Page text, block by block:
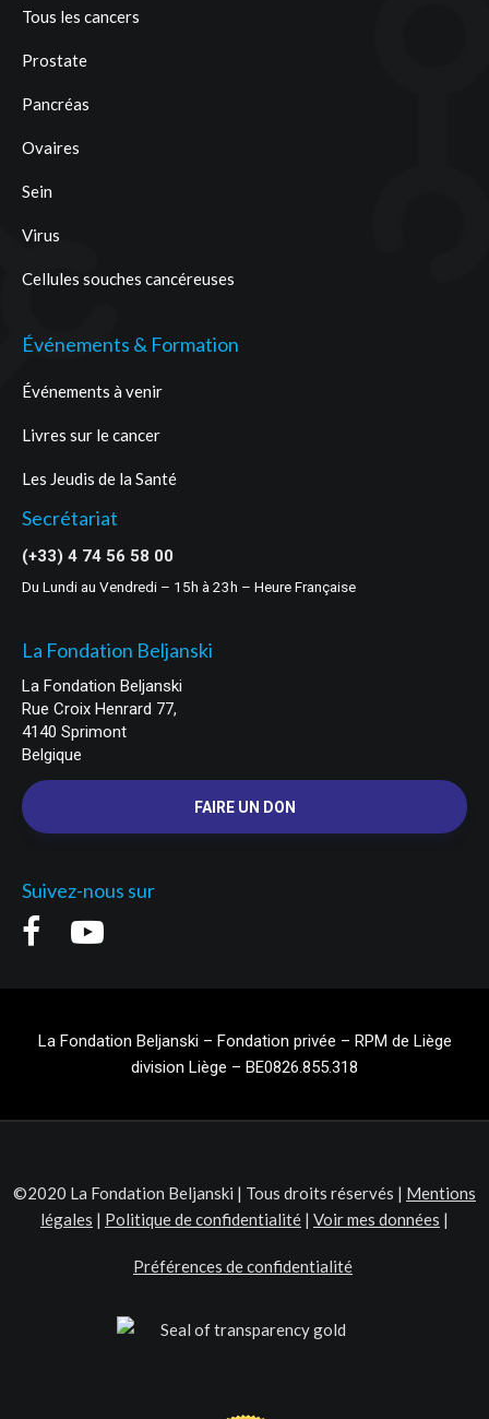
Tous les cancers
Prostate
Pancréas
Ovaires
Sein
Virus
Cellules souches cancéreuses
Événements & Formation
Événements à venir
Livres sur le cancer
Les Jeudis de la Santé
Secrétariat
(+33) 4 74 56 58 00
Du Lundi au Vendredi – 15h à 23h – Heure Française
La Fondation Beljanski
La Fondation Beljanski
Rue Croix Henrard 77,
4140 Sprimont
Belgique
FAIRE UN DON
Suivez-nous sur
La Fondation Beljanski – Fondation privée – RPM de Liège
division Liège – BE0826.855.318
©2020 La Fondation Beljanski | Tous droits réservés | Mentions
légales | Politique de confidentialité | Voir mes données |
Préférences de confidentialité